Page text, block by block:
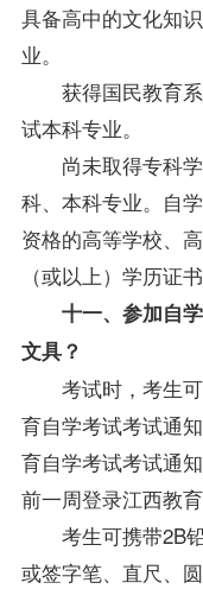
具备高中的文化知
业。
获得国民教育
试本科专业。
尚未取得专科
科、本科专业。自
资格的高等学校、
（或以上）学历证
十一、参加自
文具？
考试时，考生
育自学考试考试通
育自学考试考试通
前一周登录江西教
考生可携带2B
或签字笔、直尺、